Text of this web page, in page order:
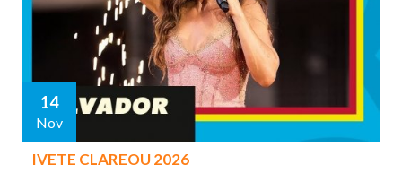
14
Nov
IVETE CLAREOU 2026